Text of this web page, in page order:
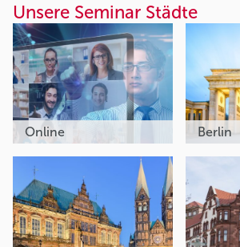
Unsere Seminar Städte
Online Berlin